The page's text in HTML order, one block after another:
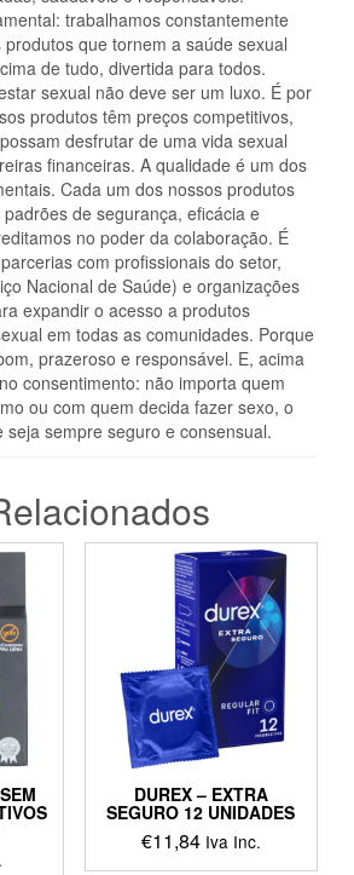
trabalhamos constantemente
que tornem a saúde sexual
de tudo, divertida para todos.
sexual não deve ser um luxo. É por
produtos têm preços competitivos,
desfrutar de uma vida sexual
financeiras. A qualidade é um dos
Cada um dos nossos produtos
de segurança, eficácia e
no poder da colaboração. É
com profissionais do setor,
Nacional de Saúde) e organizações
expandir o acesso a produtos
em todas as comunidades. Porque
prazeroso e responsável. E, acima
consentimento: não importa quem
ou com quem decida fazer sexo, o
seja sempre seguro e consensual.
DUREX – EXTRA
SEGURO 12 UNIDADES
€11,84 Iva Inc.